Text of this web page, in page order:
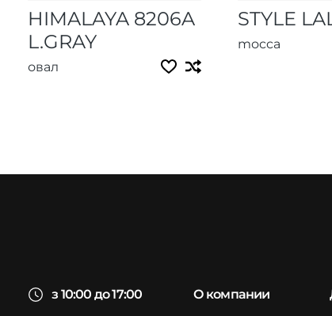
HIMALAYA 8206A
L.GRAY
овал
STYLE
mocca
з 10:00 до 17:00 О компании